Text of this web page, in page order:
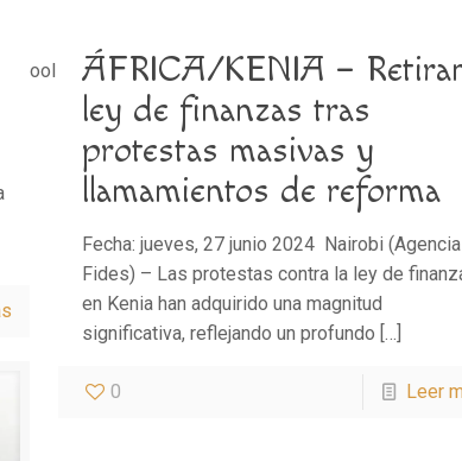
bool in /home/misioner/public_html/
ÁFRICA/KENIA –
ley de finanzas tras
protestas masivas y
llamamientos de reforma
Fecha: jueves, 27 junio 2024 Nairobi (Agencia
Fides) – Las protestas contra la ley de
en Kenia han adquirido una magnitud
significativa, reflejando un profundo […]
0 Leer